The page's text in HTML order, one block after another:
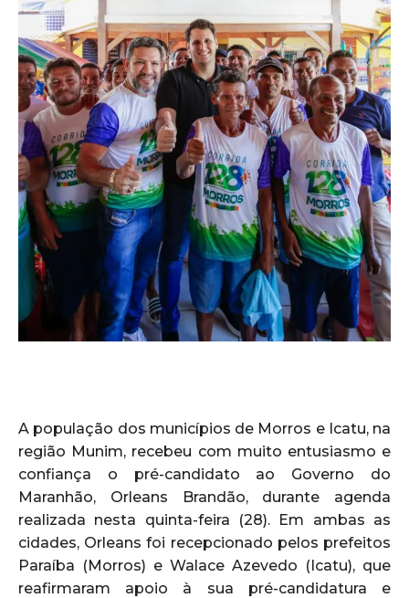
A população dos municípios de Morros e Icatu, na
região Munim, recebeu com muito entusiasmo e
confiança o pré-candidato ao Governo do
Maranhão, Orleans Brandão, durante agenda
realizada nesta quinta-feira (28). Em ambas as
cidades, Orleans foi recepcionado pelos prefeitos
Paraíba (Morros) e Walace Azevedo (Icatu), que
reafirmaram apoio à sua pré-candidatura e